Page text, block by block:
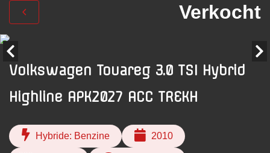
Verkocht
Volkswagen Touareg 3.0 TSI Hybrid
Highline APK2027 ACC TREKH
Hybride: Benzine 2010